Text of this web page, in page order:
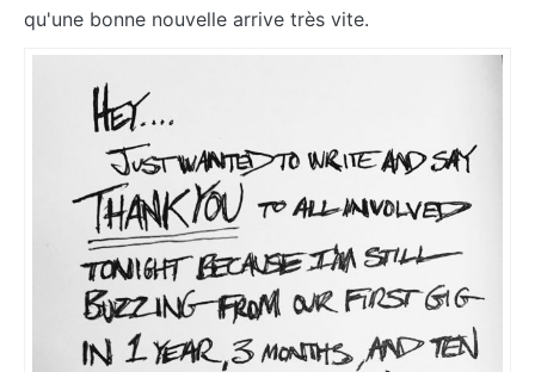
qu'une bonne nouvelle arrive très vite.